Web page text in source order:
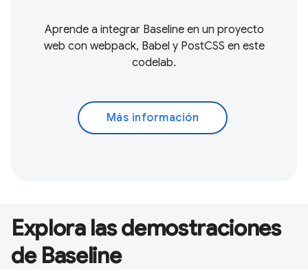
Aprende a integrar Baseline en un proyecto
web con webpack, Babel y PostCSS en este
codelab.
Más información
Explora las demostraciones
de Baseline